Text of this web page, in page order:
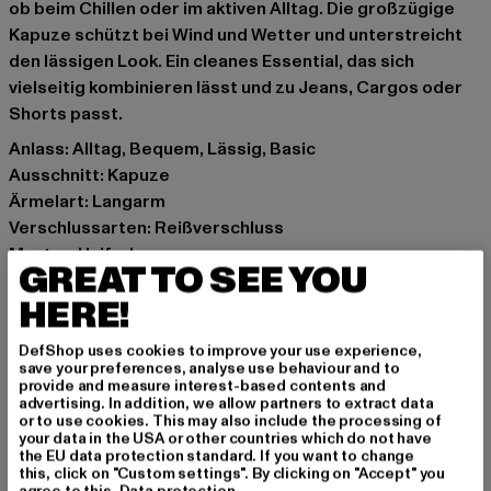
ob beim Chillen oder im aktiven Alltag. Die großzügige
Kapuze schützt bei Wind und Wetter und unterstreicht
den lässigen Look. Ein cleanes Essential, das sich
vielseitig kombinieren lässt und zu Jeans, Cargos oder
Shorts passt.
Anlass: Alltag, Bequem, Lässig, Basic
Ausschnitt: Kapuze
Ärmelart: Langarm
Verschlussarten: Reißverschluss
Muster: Unifarben
Details: Rippstrickbündchen, Einschubtaschen
Schnitt: Oversize
Marke: DEF
Kat.: Bekleidung
Farbe: blau
Hersteller Farbe: cobalt blue
Materialzusammensetzung: 80% Baumwolle, 20%
Polyester
GREAT TO SEE YOU
HERE!
DefShop uses cookies to improve your use experience,
save your preferences, analyse use behaviour and to
provide and measure interest-based contents and
advertising. In addition, we allow partners to extract data
or to use cookies. This may also include the processing of
your data in the USA or other countries which do not have
the EU data protection standard. If you want to change
this, click on "Custom settings". By clicking on "Accept" you